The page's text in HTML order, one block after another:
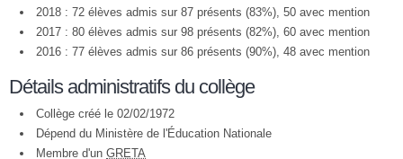
2018 : 72 élèves admis sur 87 présents (83%), 50 avec mention
2017 : 80 élèves admis sur 98 présents (82%), 60 avec mention
2016 : 77 élèves admis sur 86 présents (90%), 48 avec mention
Détails administratifs du collège
Collège créé le 02/02/1972
Dépend du Ministère de l'Éducation Nationale
Membre d'un GRETA